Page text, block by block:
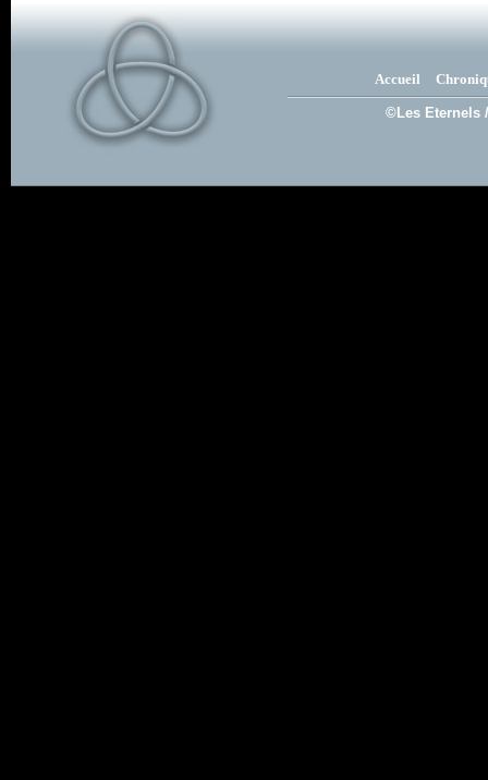
Accueil
©Les Eternels